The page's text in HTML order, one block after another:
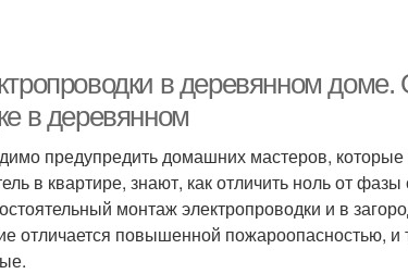
в деревянном
в деревянном
предупредить домашних мастеров, которые
в квартире, знают, как отличить ноль от
монтаж электропроводки и в
отличается повышенной пожароопасностью, и